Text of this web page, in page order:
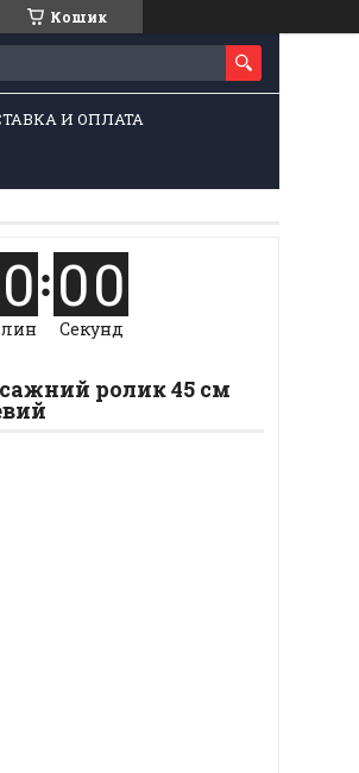
Кошик
И ОПЛАТА
0 00
Секунд
ролик 45 см